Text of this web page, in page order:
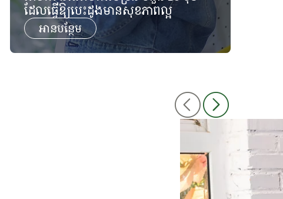
ដែលធ្វើឱ្យបេះដូងមានសុខភាពល្អ ​
អានបន្ថែម